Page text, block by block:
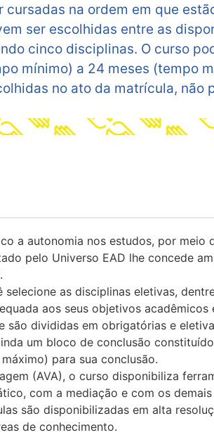
cursadas na ordem em que
ser escolhidas entre as
cinco disciplinas. O curso
mínimo) a 24 meses (tempo
no ato da matrícula, não
a autonomia nos estudos, por meio
pelo Universo EAD lhe concede
as disciplinas eletivas,
aos seus objetivos
divididas em obrigatórias e
um bloco de conclusão
para sua conclusão.
(AVA), o curso disponibiliza
com a mediação e com os
são disponibilizadas em alta
de conhecimento.